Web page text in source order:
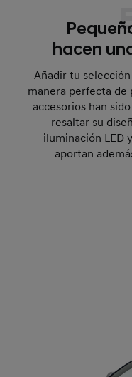
hacen
Añadir tu
manera perfecta de
accesorios han
resaltar su
iluminación LED
aportan